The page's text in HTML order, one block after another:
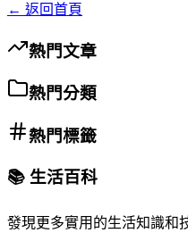
← 返回首頁
熱門文章
熱門分類
熱門標籤
📚 生活百科
發現更多實用的生活知識和